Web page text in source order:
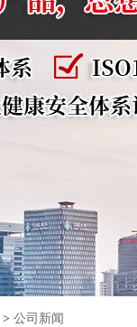
> 公司新闻